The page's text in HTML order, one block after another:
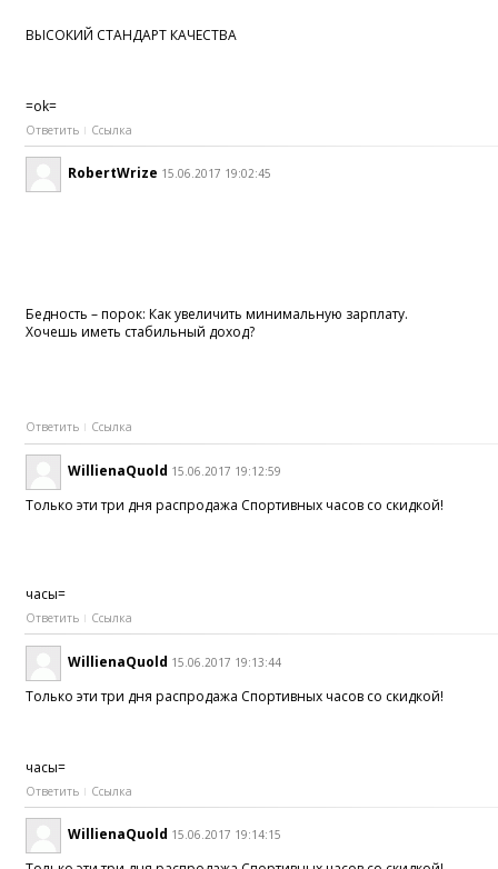
ВЫСОКИЙ СТАНДАРТ КАЧЕСТВА
=ok=
Ответить Ссылка
RobertWrize 15.06.2017 19:02:45
Бедность – порок: Как увеличить минимальную зарплату.
Хочешь иметь стабильный доход?
Ответить Ссылка
WillienaQuold 15.06.2017 19:12:59
Только эти три дня распродажа Спортивных часов со скидкой!
часы=
Ответить Ссылка
WillienaQuold 15.06.2017 19:13:44
Только эти три дня распродажа Спортивных часов со скидкой!
часы=
Ответить Ссылка
WillienaQuold 15.06.2017 19:14:15